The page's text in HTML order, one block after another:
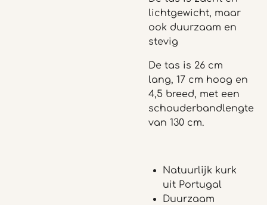
lichtgewicht, maar
ook duurzaam en
stevig
De tas is 26 cm
lang, 17 cm hoog en
4,5 breed, met een
schouderbandlengte
van 130 cm.
Natuurlijk kurk
uit Portugal
Duurzaam